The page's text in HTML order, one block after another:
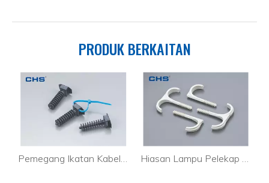
PRODUK BERKAITAN
Pemegang Ikatan Kabel Fleksibel Belakang Melekit Pemegang Ikatan Kabel Kabel HDMI CTH-1 Hiasan Lampu Pelekap Pengikat Kabel Berkualiti Tinggi yang Boleh Dilepaskan